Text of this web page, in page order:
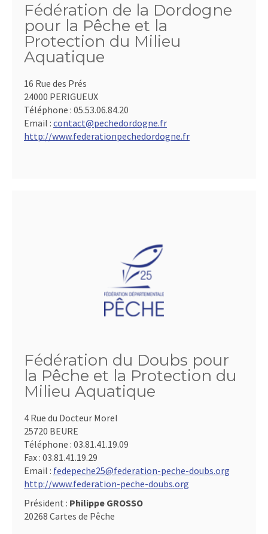
Fédération de la Dordogne
pour la Pêche et la
Protection du Milieu
Aquatique
16 Rue des Prés
24000 PERIGUEUX
Téléphone : 05.53.06.84.20
Email : contact@pechedordogne.fr
http://www.federationpechedordogne.fr
Fédération du Doubs pour
la Pêche et la Protection du
Milieu Aquatique
4 Rue du Docteur Morel
25720 BEURE
Téléphone : 03.81.41.19.09
Fax : 03.81.41.19.29
Email : fedepeche25@federation-peche-doubs.org
http://www.federation-peche-doubs.org
Président : Philippe GROSSO
20268 Cartes de Pêche